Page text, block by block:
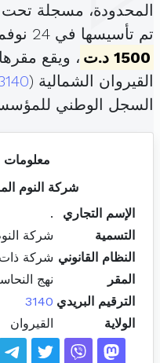
المحدودة، مسجلة تحت
تم تأسيسها في 24 نوفمبر 2022 برأس مال قدره
1500 د.ت
، ويقع
القيروان الشمالية (
السجل الوطني
شركة النوم
الإسم التجاري
.
التسمية
شركة
النظام القانوني شركة ذات
المقر
نهج
الترقيم البريدي 3140
الولاية
القيروان